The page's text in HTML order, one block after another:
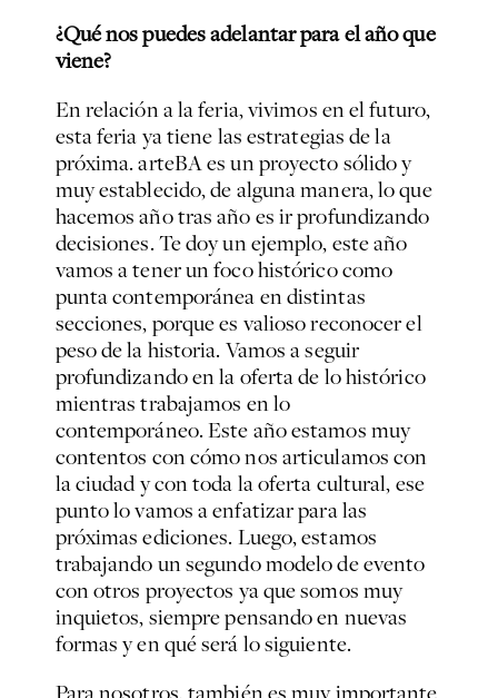
¿Qué nos puedes adelantar para el año que
viene?
En relación a la feria, vivimos en el futuro,
esta feria ya tiene las estrategias de la
próxima. arteBA es un proyecto sólido y
muy establecido, de alguna manera, lo que
hacemos año tras año es ir profundizando
decisiones. Te doy un ejemplo, este año
vamos a tener un foco histórico como
punta contemporánea en distintas
secciones, porque es valioso reconocer el
peso de la historia. Vamos a seguir
profundizando en la oferta de lo histórico
mientras trabajamos en lo
contemporáneo. Este año estamos muy
contentos con cómo nos articulamos con
la ciudad y con toda la oferta cultural, ese
punto lo vamos a enfatizar para las
próximas ediciones. Luego, estamos
trabajando un segundo modelo de evento
con otros proyectos ya que somos muy
inquietos, siempre pensando en nuevas
formas y en qué será lo siguiente.